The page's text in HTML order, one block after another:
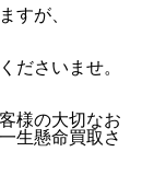
すが、
ださいませ。
様の大切なお
生懸命買取さ